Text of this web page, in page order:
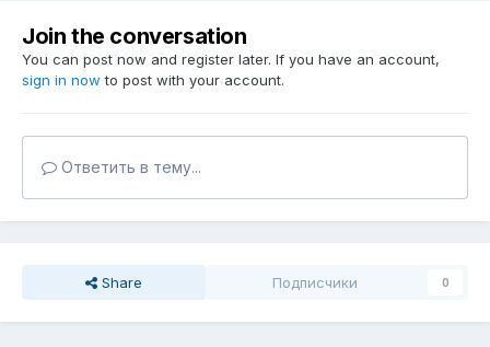
Join the conversation
You can post now and register later. If you have an account,
sign in now to post with your account.
Ответить в тему...
Share Подписчики 0